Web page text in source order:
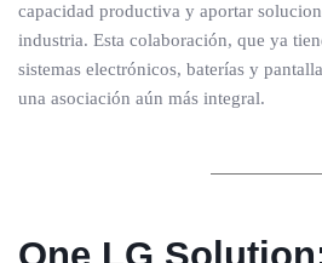
capacidad productiva y aportar
industria. Esta colaboración, que ya
sistemas electrónicos, baterías y
una asociación aún más integral.